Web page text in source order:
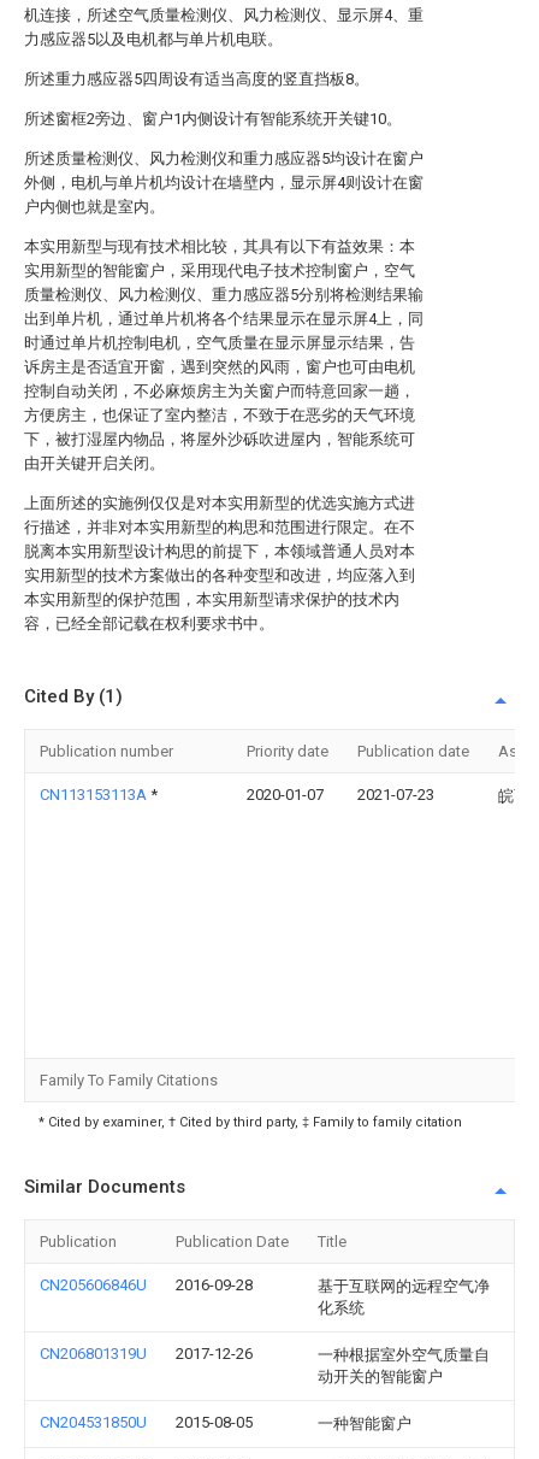
机连接，所述空气质量检测仪、风力检测仪、显示屏4、重
力感应器5以及电机都与单片机电联。
所述重力感应器5四周设有适当高度的竖直挡板8。
所述窗框2旁边、窗户1内侧设计有智能系统开关键10。
所述质量检测仪、风力检测仪和重力感应器5均设计在窗户
外侧，电机与单片机均设计在墙壁内，显示屏4则设计在窗
户内侧也就是室内。
本实用新型与现有技术相比较，其具有以下有益效果：本
实用新型的智能窗户，采用现代电子技术控制窗户，空气
质量检测仪、风力检测仪、重力感应器5分别将检测结果输
出到单片机，通过单片机将各个结果显示在显示屏4上，同
时通过单片机控制电机，空气质量在显示屏显示结果，告
诉房主是否适宜开窗，遇到突然的风雨，窗户也可由电机
控制自动关闭，不必麻烦房主为关窗户而特意回家一趟，
方便房主，也保证了室内整洁，不致于在恶劣的天气环境
下，被打湿屋内物品，将屋外沙砾吹进屋内，智能系统可
由开关键开启关闭。
上面所述的实施例仅仅是对本实用新型的优选实施方式进
行描述，并非对本实用新型的构思和范围进行限定。在不
脱离本实用新型设计构思的前提下，本领域普通人员对本
实用新型的技术方案做出的各种变型和改进，均应落入到
本实用新型的保护范围，本实用新型请求保护的技术内
容，已经全部记载在权利要求书中。
Cited By (1)
Publication number Priority date Publication date
CN113153113A * 2020-01-07 2021-07-23 皖西
Family To Family Citations
* Cited by examiner, † Cited by third party, ‡ Family to family citation
Similar Documents
Publication Publication Date Title
CN205606846U 2016-09-28
基于互联网的远程空气净
化系统
CN206801319U 2017-12-26
一种根据室外空气质量自
动开关的智能窗户
CN204531850U 2015-08-05 一种智能窗户